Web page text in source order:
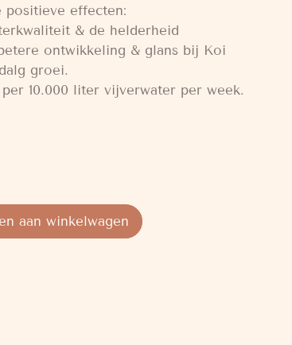
positieve effecten:
& de helderheid
ontwikkeling & glans bij Koi
groei.
10.000 liter vijverwater per week.
aan winkelwagen